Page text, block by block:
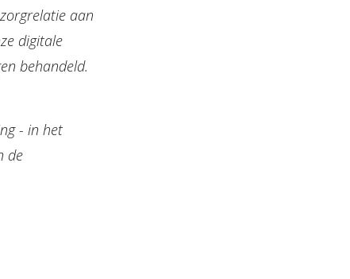
aan
digitale
behandeld.
- in het
de